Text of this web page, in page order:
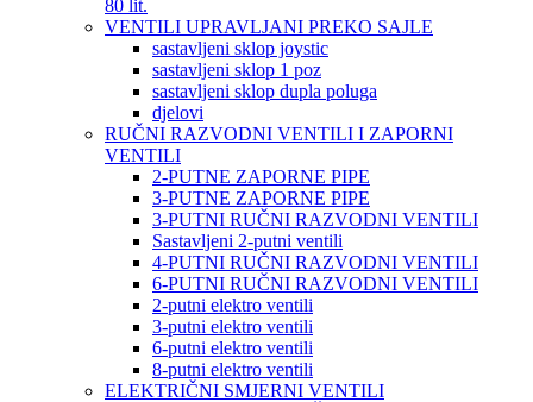
80 lit.
VENTILI UPRAVLJANI PREKO SAJLE
sastavljeni sklop joystic
sastavljeni sklop 1 poz
sastavljeni sklop dupla poluga
djelovi
RUČNI RAZVODNI VENTILI I ZAPORNI
VENTILI
2-PUTNE ZAPORNE PIPE
3-PUTNE ZAPORNE PIPE
3-PUTNI RUČNI RAZVODNI VENTILI
Sastavljeni 2-putni ventili
4-PUTNI RUČNI RAZVODNI VENTILI
6-PUTNI RUČNI RAZVODNI VENTILI
2-putni elektro ventili
3-putni elektro ventili
6-putni elektro ventili
8-putni elektro ventili
ELEKTRIČNI SMJERNI VENTILI